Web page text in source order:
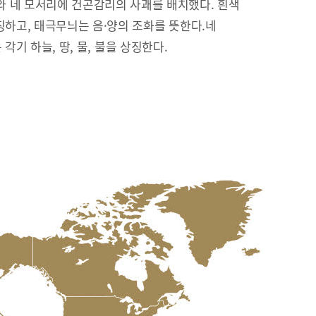
네 모서리에 건곤감리의 사괘를 배치했다. 흰색
고, 태극무늬는 음·양의 조화를 뜻한다.네
각기 하늘, 땅, 물, 불을 상징한다.